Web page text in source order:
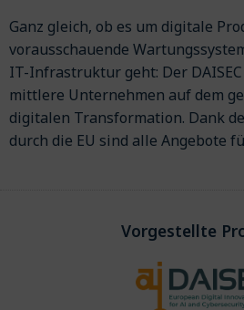
Ganz gleich, ob es um digitale
vorausschauende
IT-Infrastruktur geht: Der
mittlere Unternehmen auf dem
digitalen Transformation. Dank
durch die EU sind alle Angebote
Vorgestellte